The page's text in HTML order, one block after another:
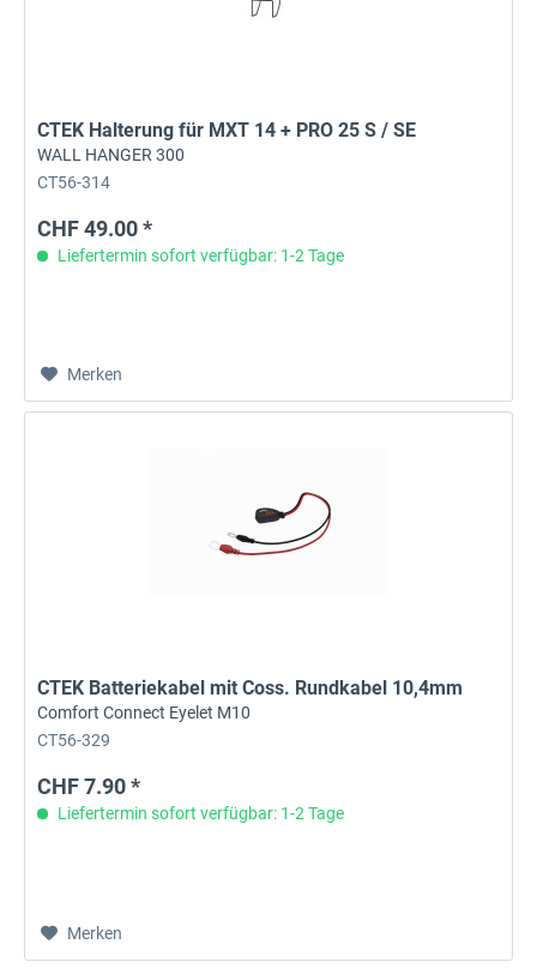
CTEK Halterung für MXT 14 + PRO 25 S / SE
WALL HANGER 300
CT56-314
CHF 49.00 *
Liefertermin sofort verfügbar: 1-2 Tage
Merken
CTEK Batteriekabel mit Coss. Rundkabel 10,4mm
Comfort Connect Eyelet M10
CT56-329
CHF 7.90 *
Liefertermin sofort verfügbar: 1-2 Tage
Merken